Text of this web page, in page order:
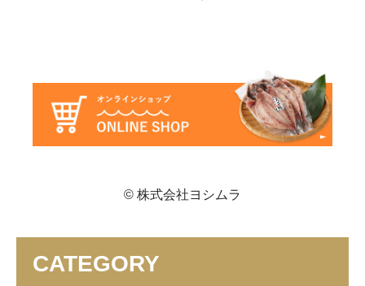
© 株式会社ヨシムラ
CATEGORY